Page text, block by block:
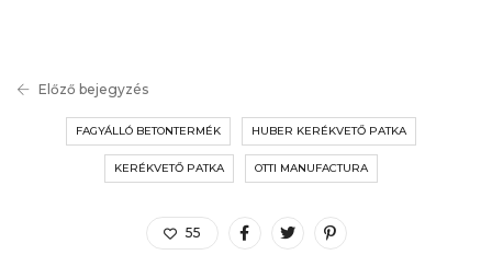
Előző bejegyzés
FAGYÁLLÓ BETONTERMÉK HUBER KERÉKVETŐ PATKA
KERÉKVETŐ PATKA OTTI MANUFACTURA
55